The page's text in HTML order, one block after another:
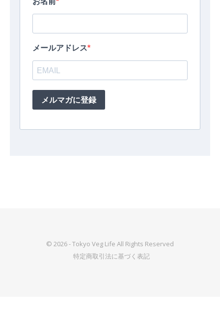
© 2026 - Tokyo Veg Life All Rights Reserved
特定商取引法に基づく表記